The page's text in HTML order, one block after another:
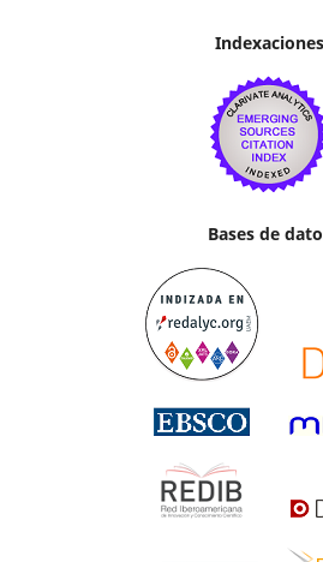
Indexaciones
Bases de